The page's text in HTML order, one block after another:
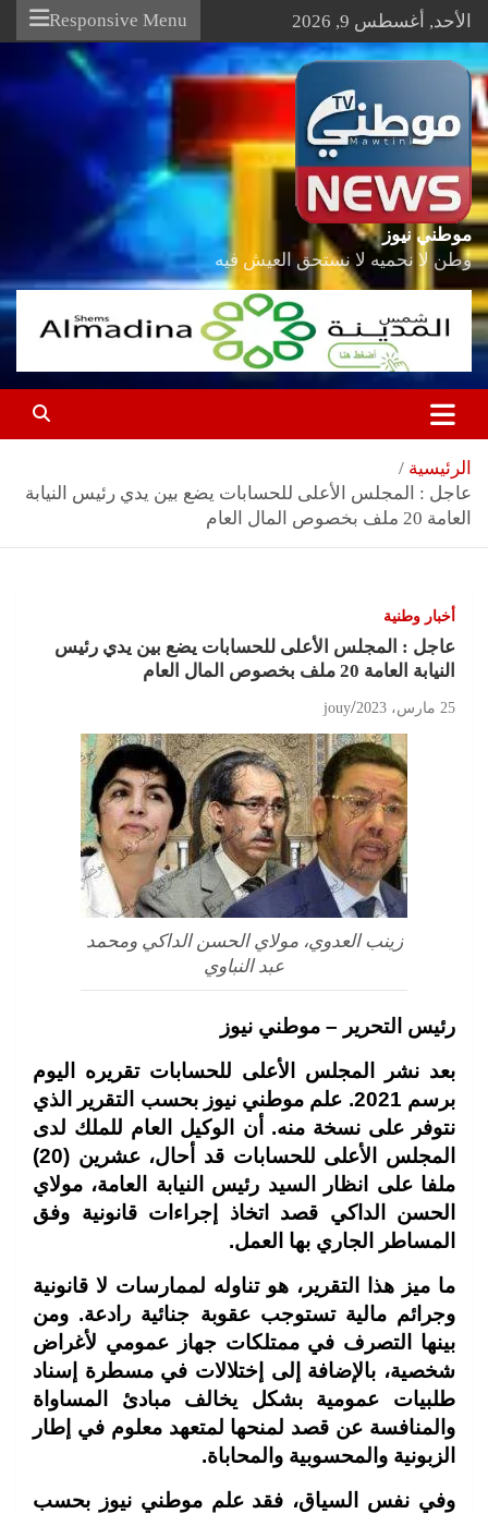
Skip
content
الأحد, أغسطس 9, 2026 Responsive Menu
موطني نيوز
وطن لا نحميه لا نستحق العيش فيه
الرئيسية
عاجل : المجلس الأعلى للحسابات يضع بين يدي رئيس النيابة
العامة 20 ملف بخصوص المال العام
أخبار وطنية
عاجل : المجلس الأعلى للحسابات يضع بين يدي رئيس
النيابة العامة 20 ملف بخصوص المال العام
25 مارس، 2023 jouy
زينب العدوي، مولاي الحسن الداكي ومحمد
عبد النباوي
رئيس التحرير – موطني نيوز
بعد نشر المجلس الأعلى للحسابات تقريره اليوم
برسم 2021. علم موطني نيوز بحسب التقرير الذي
نتوفر على نسخة منه. أن الوكيل العام للملك لدى
المجلس الأعلى للحسابات قد أحال، عشرين (20)
ملفا على انظار السيد رئيس النيابة العامة، مولاي
الحسن الداكي قصد اتخاذ إجراءات قانونية وفق
المساطر الجاري بها العمل.
ما ميز هذا التقرير، هو تناوله لممارسات لا قانونية
وجرائم مالية تستوجب عقوبة جنائية رادعة. ومن
بينها التصرف في ممتلكات جهاز عمومي لأغراض
شخصية، بالإضافة إلى إختلالات في مسطرة إسناد
طلبيات عمومية بشكل يخالف مبادئ المساواة
والمنافسة عن قصد لمنحها لمتعهد معلوم في إطار
الزبونية والمحسوبية والمحاباة.
وفي نفس السياق، فقد علم موطني نيوز بحسب